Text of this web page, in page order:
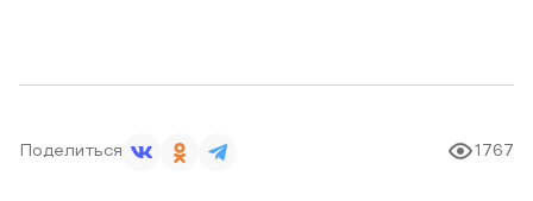
Поделиться 1767